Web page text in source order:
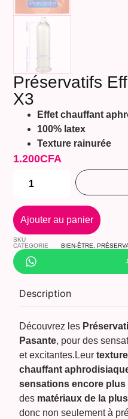
Préservatifs
X3
Effet chauffant
100% latex
Texture rainurée
1.200CFA
Ajouter au panier
SKU
CATEGORIE
BIEN-ÊTRE,
Description
Découvrez les
Pasante, pour des
et excitantes.Leur
chauffant
sensations encore plus
des matériaux de la
donc non seulement à